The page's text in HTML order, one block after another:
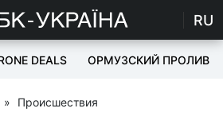
RU
DEALS ОРМУЗСКИЙ ПРОЛИВ
» Происшествия